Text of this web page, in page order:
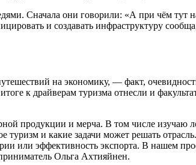
Сначала они говорили: «А при чём
и создавать инфраструктуру
на экономику, — факт,
к драйверам туризма отнесли и
продукции и мерча. В том числе изучаю
туризм и какие задачи может решать
или эффективность экспорта. В нашем
Ольга Ахтияйнен.